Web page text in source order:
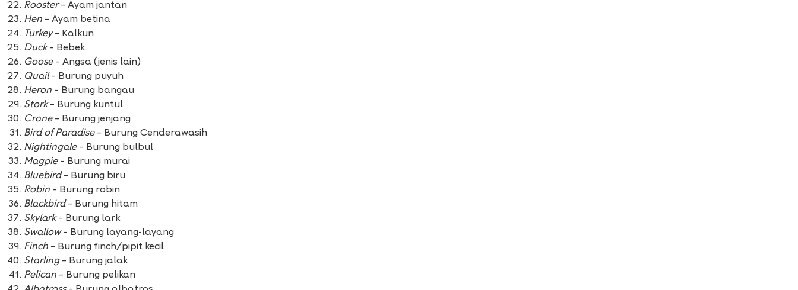
Rooster– Ayam jantan
Hen – Ayam betina
Turkey– Kalkun
Duck– Bebek
Goose– Angsa (jenis lain)
Quail– Burung puyuh
Heron – Burung bangau
Stork– Burung kuntul
Crane– Burung jenjang
Bird of Paradise– Burung Cenderawasih
Nightingale– Burung bulbul
Magpie– Burung murai
Bluebird– Burung biru
Robin – Burung robin
Blackbird– Burung hitam
Skylark– Burung lark
Swallow– Burung layang-layang
Finch – Burung finch/pipit kecil
Starling– Burung jalak
Pelican – Burung pelikan